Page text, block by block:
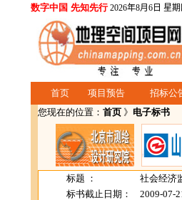
数字中国 先知先行 2026年8月6日 星期
首页 项目预告 招标公
您现在的位置： 首页 》 电子标书
标题 ：
社会经济
标书截止日期：
2009-07-